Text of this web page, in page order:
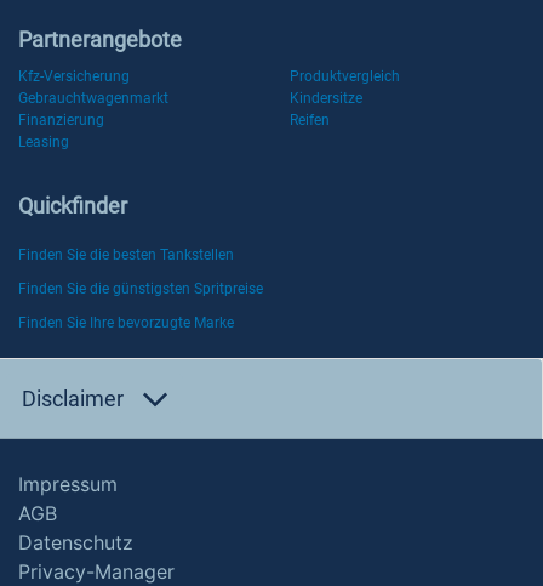
Partnerangebote
Kfz-Versicherung
Produktvergleich
Gebrauchtwagenmarkt
Kindersitze
Finanzierung
Reifen
Leasing
Quickfinder
Finden Sie die besten Tankstellen
Finden Sie die günstigsten Spritpreise
Finden Sie Ihre bevorzugte Marke
Disclaimer
Impressum
AGB
Datenschutz
Privacy-Manager